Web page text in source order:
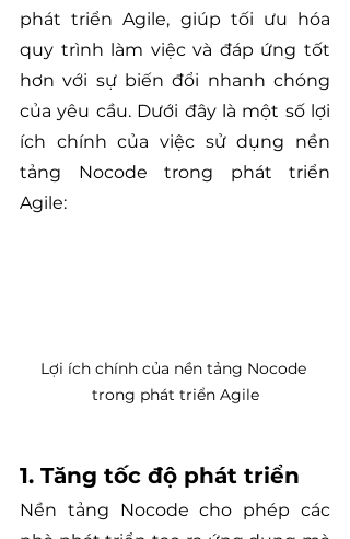
phát triển Agile, giúp tối ưu hóa
quy trình làm việc và đáp ứng tốt
hơn với sự biến đổi nhanh chóng
của yêu cầu. Dưới đây là một số lợi
ích chính của việc sử dụng nền
tảng Nocode trong phát triển
Agile:
Lợi ích chính của nền tảng Nocode
trong phát triển Agile
1. Tăng tốc độ phát triển
Nền tảng Nocode cho phép các